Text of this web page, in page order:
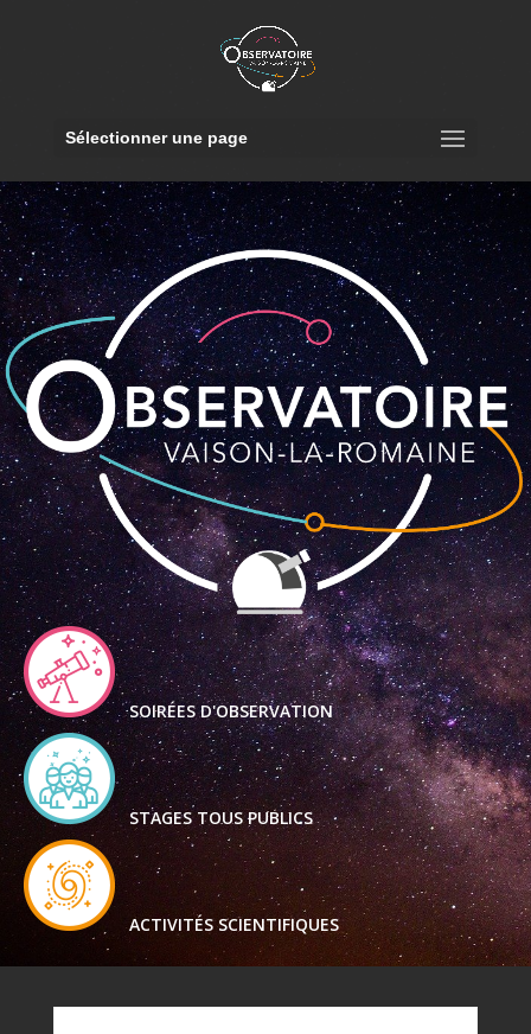
Sélectionner une page
SOIRÉES D'OBSERVATION
STAGES TOUS PUBLICS
ACTIVITÉS SCIENTIFIQUES